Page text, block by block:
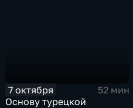
7 октября
52 мин
Основу турецкой